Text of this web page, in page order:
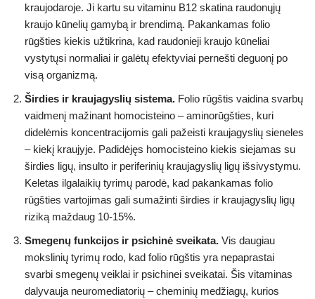
kraujodaroje. Ji kartu su vitaminu B12 skatina raudonųjų
kraujo kūnelių gamybą ir brendimą. Pakankamas folio
rūgšties kiekis užtikrina, kad raudonieji kraujo kūneliai
vystytųsi normaliai ir galėtų efektyviai pernešti deguonį po
visą organizmą.
Širdies ir kraujagyslių sistema. Folio rūgštis vaidina svarbų
vaidmenį mažinant homocisteino – aminorūgšties, kuri
didelėmis koncentracijomis gali pažeisti kraujagyslių sieneles
– kiekį kraujyje. Padidėjęs homocisteino kiekis siejamas su
širdies ligų, insulto ir periferinių kraujagyslių ligų išsivystymu.
Keletas ilgalaikių tyrimų parodė, kad pakankamas folio
rūgšties vartojimas gali sumažinti širdies ir kraujagyslių ligų
riziką maždaug 10-15%.
Smegenų funkcijos ir psichinė sveikata. Vis daugiau
mokslinių tyrimų rodo, kad folio rūgštis yra nepaprastai
svarbi smegenų veiklai ir psichinei sveikatai. Šis vitaminas
dalyvauja neuromediatorių – cheminių medžiagų, kurios